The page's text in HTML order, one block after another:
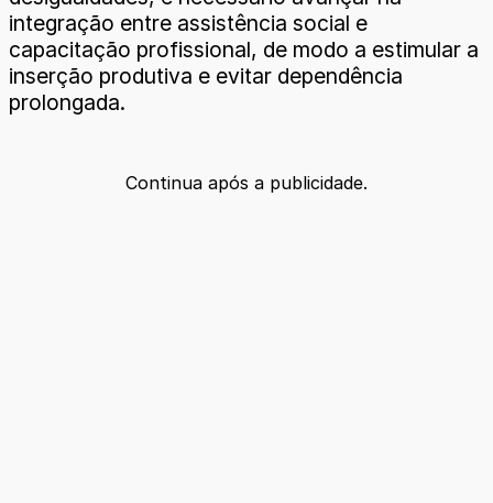
integração entre assistência social e
capacitação profissional, de modo a estimular a
inserção produtiva e evitar dependência
prolongada.
Continua após a publicidade.